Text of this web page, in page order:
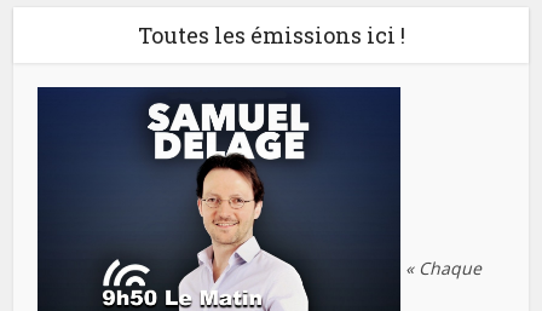
Toutes les émissions ici !
« Chaque